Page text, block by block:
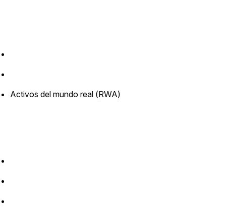
Activos del mundo real (RWA)